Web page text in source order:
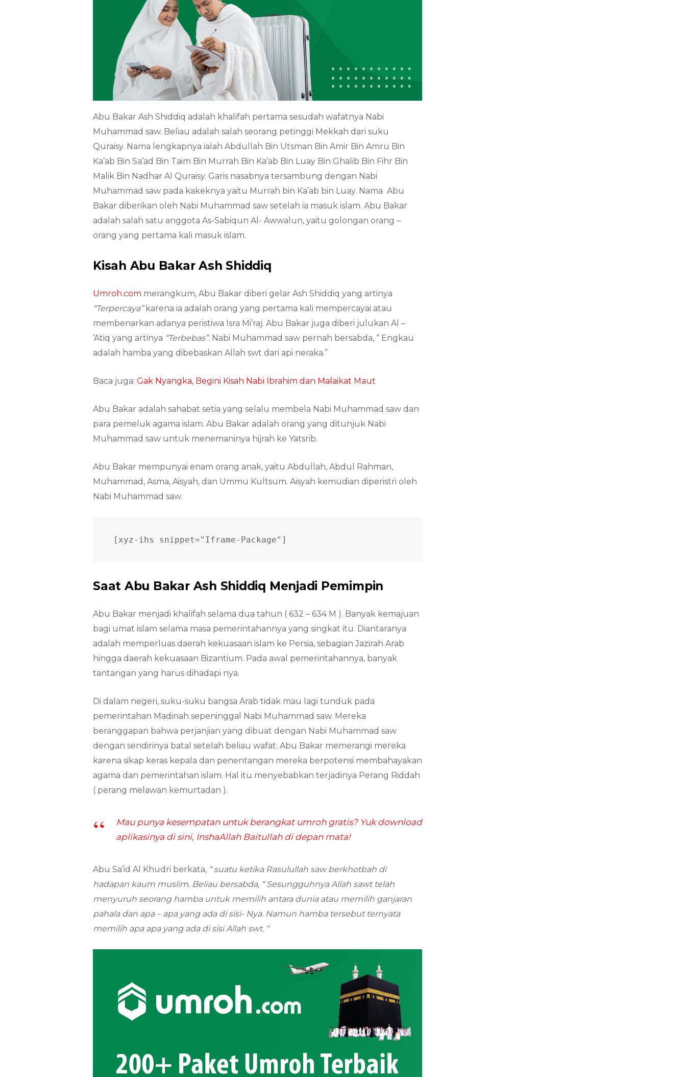
Abu Bakar Ash Shiddiq adalah khalifah pertama sesudah wafatnya Nabi
Muhammad saw. Beliau adalah salah seorang petinggi Mekkah dari suku
Quraisy. Nama lengkapnya ialah Abdullah Bin Utsman Bin Amir Bin Amru Bin
Ka’ab Bin Sa’ad Bin Taim Bin Murrah Bin Ka’ab Bin Luay Bin Ghalib Bin Fihr Bin
Malik Bin Nadhar Al Quraisy. Garis nasabnya tersambung dengan Nabi
Muhammad saw pada kakeknya yaitu Murrah bin Ka’ab bin Luay. Nama Abu
Bakar diberikan oleh Nabi Muhammad saw setelah ia masuk islam. Abu Bakar
adalah salah satu anggota As-Sabiqun Al- Awwalun, yaitu golongan orang –
orang yang pertama kali masuk islam.
Kisah Abu Bakar Ash Shiddiq
Umroh.com merangkum, Abu Bakar diberi gelar Ash Shiddiq yang artinya
“Terpercaya”karena ia adalah orang yang pertama kali mempercayai atau
membenarkan adanya peristiwa Isra Mi’raj. Abu Bakar juga diberi julukan Al –
‘Atiq yang artinya “Terbebas”.Nabi Muhammad saw pernah bersabda, “ Engkau
adalah hamba yang dibebaskan Allah swt dari api neraka.”
Baca juga: Gak Nyangka, Begini Kisah Nabi Ibrahim dan Malaikat Maut
Abu Bakar adalah sahabat setia yang selalu membela Nabi Muhammad saw dan
para pemeluk agama islam. Abu Bakar adalah orang yang ditunjuk Nabi
Muhammad saw untuk menemaninya hijrah ke Yatsrib.
Abu Bakar mempunyai enam orang anak, yaitu Abdullah, Abdul Rahman,
Muhammad, Asma, Aisyah, dan Ummu Kultsum. Aisyah kemudian diperistri oleh
Nabi Muhammad saw.
[xyz-ihs snippet="Iframe-Package"]
Saat Abu Bakar Ash Shiddiq Menjadi Pemimpin
Abu Bakar menjadi khalifah selama dua tahun ( 632 – 634 M ). Banyak kemajuan
bagi umat islam selama masa pemerintahannya yang singkat itu. Diantaranya
adalah memperluas daerah kekuasaan islam ke Persia, sebagian Jazirah Arab
hingga daerah kekuasaan Bizantium. Pada awal pemerintahannya, banyak
tantangan yang harus dihadapi nya.
Di dalam negeri, suku-suku bangsa Arab tidak mau lagi tunduk pada
pemerintahan Madinah sepeninggal Nabi Muhammad saw. Mereka
beranggapan bahwa perjanjian yang dibuat dengan Nabi Muhammad saw
dengan sendirinya batal setelah beliau wafat. Abu Bakar memerangi mereka
karena sikap keras kepala dan penentangan mereka berpotensi membahayakan
agama dan pemerintahan islam. Hal itu menyebabkan terjadinya Perang Riddah
( perang melawan kemurtadan ).
Mau punya kesempatan untuk berangkat umroh gratis? Yuk download
aplikasinya di sini, InshaAllah Baitullah di depan mata!
Abu Sa’id Al Khudri berkata, “ suatu ketika Rasulullah saw berkhotbah di
hadapan kaum muslim. Beliau bersabda, “ Sesungguhnya Allah sawt telah
menyuruh seorang hamba untuk memilih antara dunia atau memilih ganjaran
pahala dan apa – apa yang ada di sisi- Nya. Namun hamba tersebut ternyata
memilih apa apa yang ada di sisi Allah swt. “